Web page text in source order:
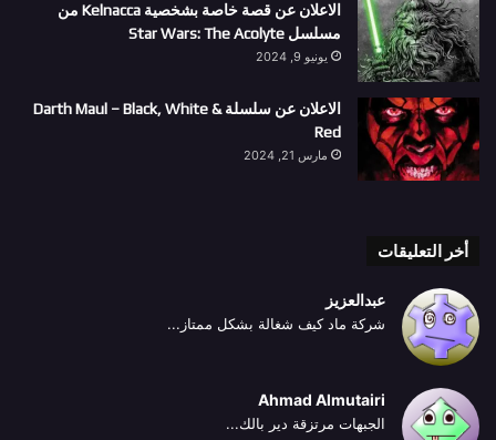
الاعلان عن قصة خاصة بشخصية Kelnacca من
مسلسل Star Wars: The Acolyte
يونيو 9, 2024
الاعلان عن سلسلة Darth Maul – Black, White &
Red
مارس 21, 2024
أخر التعليقات
عبدالعزيز
شركة ماد كيف شغالة بشكل ممتاز...
Ahmad Almutairi
الجبهات مرتزقة دير بالك...